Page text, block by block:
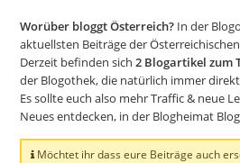
Worüber bloggt Österreich? In der
aktuellsten Beiträge der
Derzeit befinden sich2 Blogartikel zum
der Blogothek, die natürlich immer
Es sollte euch also mehr Traffic & neue
Neues entdecken, in der Blogheimat
Möchtet ihr dass eure Beiträge auch